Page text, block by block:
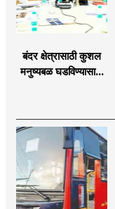
बंदर क्षेत्रासाठी कुशल
मनुष्यबळ घडविण्यासाठी
अभ्यासक्रम - मंत्री
नितेश राणे